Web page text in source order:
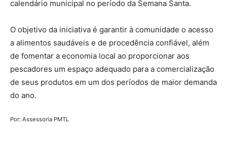
calendário municipal no período da Semana Santa.
O objetivo da iniciativa é garantir à comunidade o acesso
a alimentos saudáveis e de procedência confiável, além
de fomentar a economia local ao proporcionar aos
pescadores um espaço adequado para a comercialização
de seus produtos em um dos períodos de maior demanda
do ano.
Por: Assessoria PMTL